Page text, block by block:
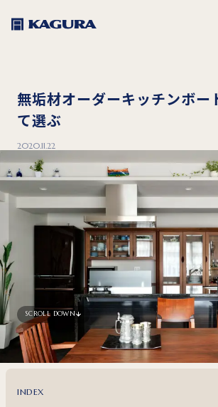
無垢材オーダーキッチンボー
て選ぶ
2020.11.22
SCROLL DOWN
INDEX